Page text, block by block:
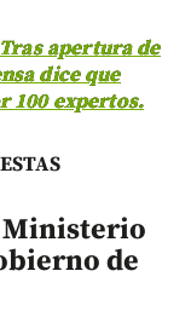
Tras apertura de
dice que
100 expertos.
Ministerio
de